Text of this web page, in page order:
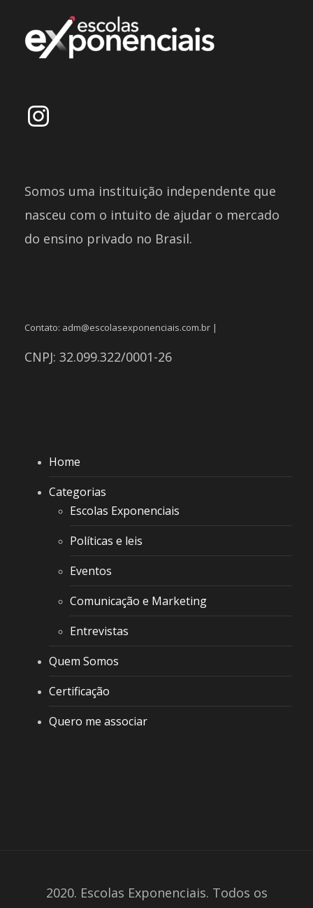
Somos uma instituição independente que
nasceu com o intuito de ajudar o mercado
do ensino privado no Brasil.
Contato: adm@escolasexponenciais.com.br |
CNPJ: 32.099.322/0001-26
Home
Categorias
Escolas Exponenciais
Políticas e leis
Eventos
Comunicação e Marketing
Entrevistas
Quem Somos
Certificação
Quero me associar
2020. Escolas Exponenciais. Todos os